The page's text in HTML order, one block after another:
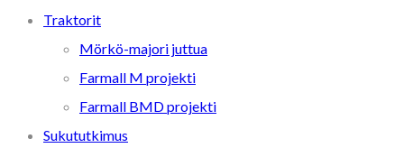
Traktorit
Mörkö-majori juttua
Farmall M projekti
Farmall BMD projekti
Sukututkimus